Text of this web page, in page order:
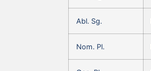
Abl. Sg.
Nom. Pl.